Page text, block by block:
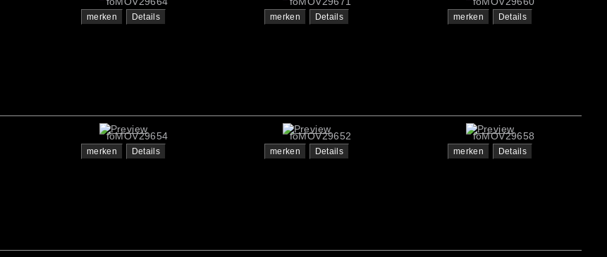
merken Details merken Details merken Details
foMOV29654
merken Details
foMOV29652
merken Details
foMOV29658
merken Details